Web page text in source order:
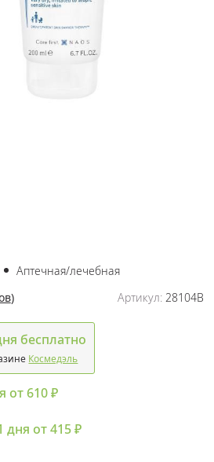
Аптечная/лечебная
Артикул:28104B
)
бесплатно
Космедэль
от 610 ₽
дня от 415 ₽